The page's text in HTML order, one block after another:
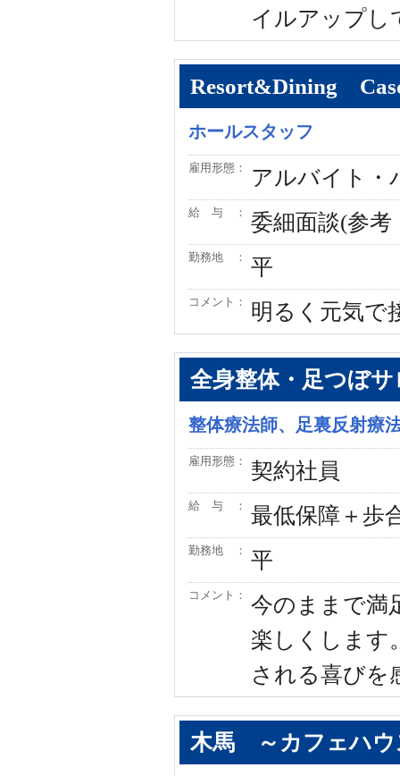
イルアップし
Resort&Dining
ホールスタッフ
雇用形態： アルバイト・
給 与 ： 委細面談(参
勤務地 ： 平
コメント： 明るく元気で
全身整体・足つぼ
整体療法師、足裏反射療
雇用形態： 契約社員
給 与 ： 最低保障＋歩
勤務地 ： 平
コメント：
今のままで満
楽しくします
される喜びを
木馬 ～カフェハ